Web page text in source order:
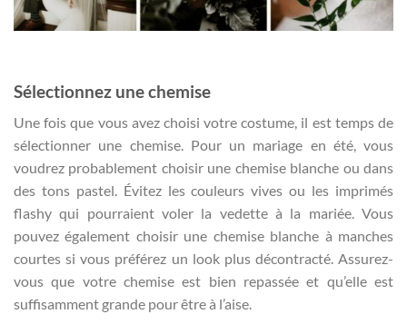
Sélectionnez une chemise
Une fois que vous avez choisi votre costume, il est temps de
sélectionner une chemise. Pour un mariage en été, vous
voudrez probablement choisir une chemise blanche ou dans
des tons pastel. Évitez les couleurs vives ou les imprimés
flashy qui pourraient voler la vedette à la mariée. Vous
pouvez également choisir une chemise blanche à manches
courtes si vous préférez un look plus décontracté. Assurez-
vous que votre chemise est bien repassée et qu’elle est
suffisamment grande pour être à l’aise.